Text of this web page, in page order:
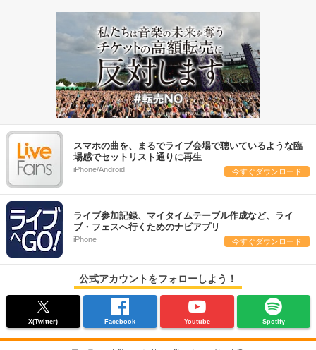
スマホの曲を、まるでライブ会場で聴いているような臨
場感でセットリスト通りに再生
iPhone/Android 今すぐダウンロード
ライブ参加記録、マイタイムテーブル作成など、ライ
ブ・フェスへ行くためのナビアプリ
iPhone 今すぐダウンロード
公式アカウントをフォローしよう！
X(Twitter) Facebook Youtube Spotify